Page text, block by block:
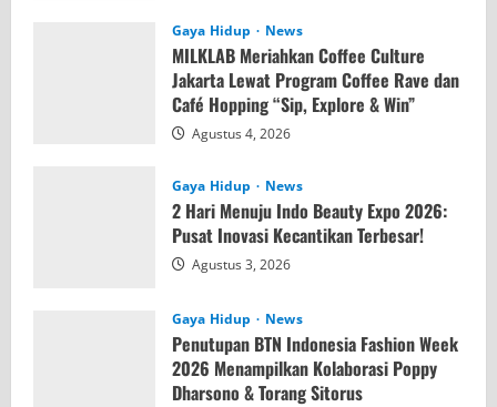
Gaya Hidup News
MILKLAB Meriahkan Coffee Culture
Jakarta Lewat Program Coffee Rave dan
Café Hopping “Sip, Explore & Win”
Agustus 4, 2026
Gaya Hidup News
2 Hari Menuju Indo Beauty Expo 2026:
Pusat Inovasi Kecantikan Terbesar!
Agustus 3, 2026
Gaya Hidup News
Penutupan BTN Indonesia Fashion Week
2026 Menampilkan Kolaborasi Poppy
Dharsono & Torang Sitorus